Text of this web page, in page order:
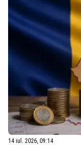
14 iul. 2026, 09:14